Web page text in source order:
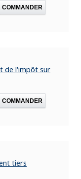
COMMANDER
de l'impôt sur
COMMANDER
tiers